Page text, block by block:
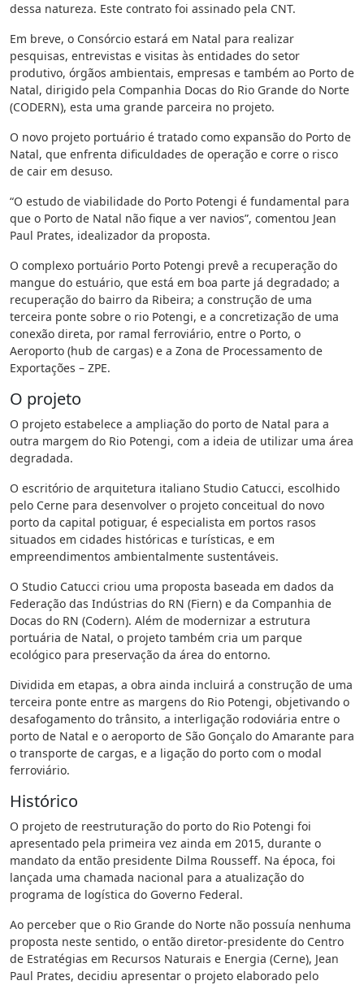
dessa natureza. Este contrato foi assinado pela CNT.
Em breve, o Consórcio estará em Natal para realizar
pesquisas, entrevistas e visitas às entidades do setor
produtivo, órgãos ambientais, empresas e também ao Porto de
Natal, dirigido pela Companhia Docas do Rio Grande do Norte
(CODERN), esta uma grande parceira no projeto.
O novo projeto portuário é tratado como expansão do Porto de
Natal, que enfrenta dificuldades de operação e corre o risco
de cair em desuso.
“O estudo de viabilidade do Porto Potengi é fundamental para
que o Porto de Natal não fique a ver navios”, comentou Jean
Paul Prates, idealizador da proposta.
O complexo portuário Porto Potengi prevê a recuperação do
mangue do estuário, que está em boa parte já degradado; a
recuperação do bairro da Ribeira; a construção de uma
terceira ponte sobre o rio Potengi, e a concretização de uma
conexão direta, por ramal ferroviário, entre o Porto, o
Aeroporto (hub de cargas) e a Zona de Processamento de
Exportações – ZPE.
O projeto
O projeto estabelece a ampliação do porto de Natal para a
outra margem do Rio Potengi, com a ideia de utilizar uma área
degradada.
O escritório de arquitetura italiano Studio Catucci, escolhido
pelo Cerne para desenvolver o projeto conceitual do novo
porto da capital potiguar, é especialista em portos rasos
situados em cidades históricas e turísticas, e em
empreendimentos ambientalmente sustentáveis.
O Studio Catucci criou uma proposta baseada em dados da
Federação das Indústrias do RN (Fiern) e da Companhia de
Docas do RN (Codern). Além de modernizar a estrutura
portuária de Natal, o projeto também cria um parque
ecológico para preservação da área do entorno.
Dividida em etapas, a obra ainda incluirá a construção de uma
terceira ponte entre as margens do Rio Potengi, objetivando o
desafogamento do trânsito, a interligação rodoviária entre o
porto de Natal e o aeroporto de São Gonçalo do Amarante para
o transporte de cargas, e a ligação do porto com o modal
ferroviário.
Histórico
O projeto de reestruturação do porto do Rio Potengi foi
apresentado pela primeira vez ainda em 2015, durante o
mandato da então presidente Dilma Rousseff. Na época, foi
lançada uma chamada nacional para a atualização do
programa de logística do Governo Federal.
Ao perceber que o Rio Grande do Norte não possuía nenhuma
proposta neste sentido, o então diretor-presidente do Centro
de Estratégias em Recursos Naturais e Energia (Cerne), Jean
Paul Prates, decidiu apresentar o projeto elaborado pelo